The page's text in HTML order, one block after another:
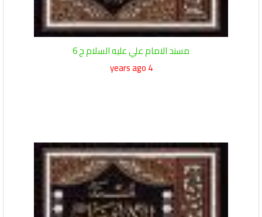
مسند الامام علي عليه السلام ج 6
4 years ago